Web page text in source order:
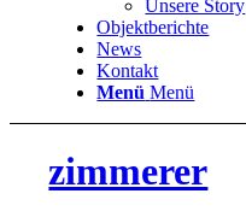
Unsere Story
Objektberichte
News
Kontakt
Menü Menü
zimmerer